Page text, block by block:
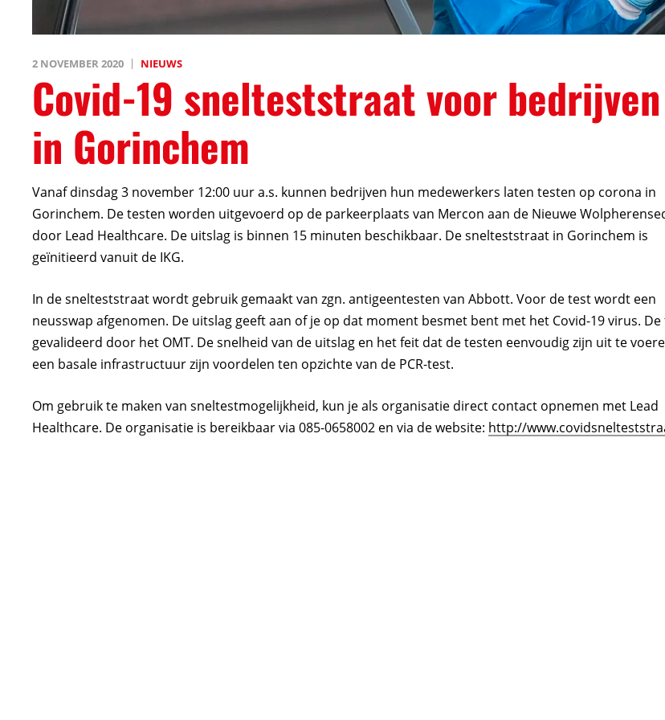
2 NOVEMBER 2020 NIEUWS
Covid-19 snelteststraat voor bedrijven
in Gorinchem
Vanaf dinsdag 3 november 12:00 uur a.s. kunnen bedrijven hun medewerkers laten testen op corona in
Gorinchem. De testen worden uitgevoerd op de parkeerplaats van Mercon aan de Nieuwe
door Lead Healthcare. De uitslag is binnen 15 minuten beschikbaar. De snelteststraat in Gorinchem is
geïnitieerd vanuit de IKG.
In de snelteststraat wordt gebruik gemaakt van zgn. antigeentesten van Abbott. Voor de test wordt een
neusswap afgenomen. De uitslag geeft aan of je op dat moment besmet bent met het Covid-19 virus. De
gevalideerd door het OMT. De snelheid van de uitslag en het feit dat de testen eenvoudig zijn uit te
een basale infrastructuur zijn voordelen ten opzichte van de PCR-test.
Om gebruik te maken van sneltestmogelijkheid, kun je als organisatie direct contact opnemen met Lead
Healthcare. De organisatie is bereikbaar via 085-0658002 en via de website: http://